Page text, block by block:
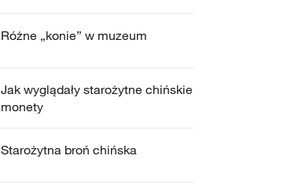
Różne „konie” w muzeum
Jak wyglądały starożytne chińskie
monety
Starożytna broń chińska